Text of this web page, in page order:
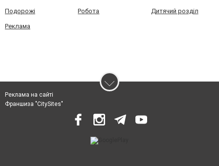
Подорожі Робота Дитячий розділ
Реклама
Реклама на сайті
Франшиза "CitySites"